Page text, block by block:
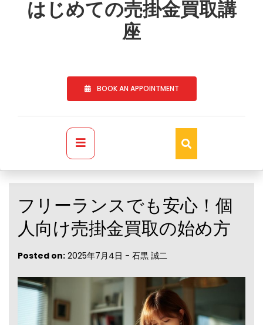
contentはじめての売掛金買取講
座
BOOK AN APPOINTMENT
Primary
Menu
フリーランスでも安心！個
人向け売掛金買取の始め方
Posted on: 2025年7月4日 - 石黒 誠二